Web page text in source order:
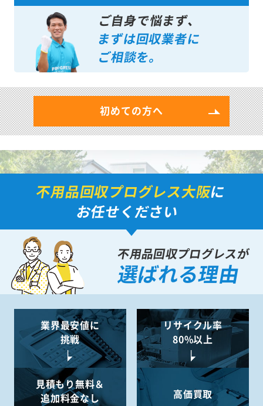
ご自身で悩まず、
まずは回収業者に
ご相談を。
初めての方へ
不用品回収プログレス大阪に
お任せください
不用品回収プログレスが
選ばれる理由
業界最安値に
挑戦
リサイクル率
80%以上
見積もり無料＆
追加料金なし
高価買取